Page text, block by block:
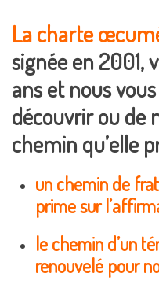
La charte
signée en 2001,
ans et nous
découvrir ou de
chemin qu’elle
un chemin de
prime sur
le chemin d’un
renouvelé pour